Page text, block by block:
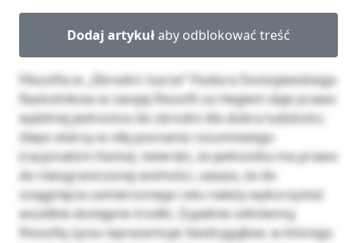
Dodaj artykułaby odblokować treść
Filozofia w „Zbrodni i karze” Fiodora Dostojewskiego
Raskolnikow w swojej filozofii za Heglem daje prawo
wybitnej jednostce do zbrodni dla dobra ludzkości,
ślepo wierzy w siłę poznania rozumowego
(racjonalizm Kanta), twierdzi, że jednostka ma prawo
do nieograniczonej wolności, uważa, że do
osiągnięcia zamierzonego celu należy wykorzystać
wszelkie dostępne środki. Zupełnie odmienną
filozofię życia reprezentuje Swidrygajłow, w którego